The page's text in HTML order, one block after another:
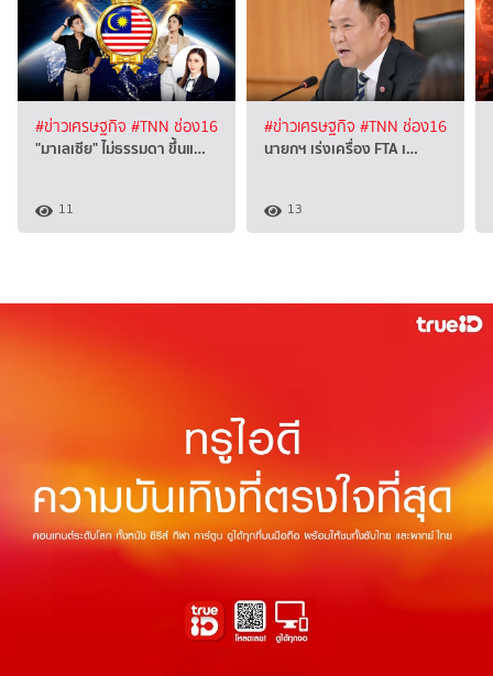
#ข่าวเศรษฐกิจ #TNN ช่อง16
"มาเลเซีย" ไม่ธรรมดา ขึ้นแ…
11
#ข่าวเศรษฐกิจ #TNN ช่อง16
นายกฯ เร่งเครื่อง FTA เ…
13